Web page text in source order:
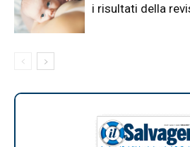
i risultati della